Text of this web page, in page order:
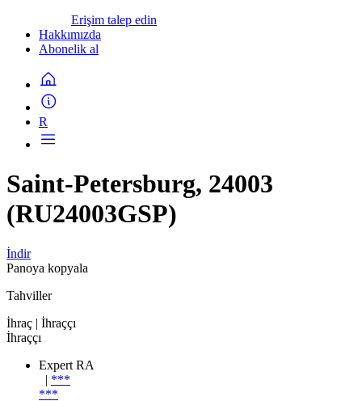
Erişim talep edin
Hakkımızda
Abonelik al
R
Saint-Petersburg, 24003
(RU24003GSP)
İndir
Panoya kopyala
Tahviller
İhraç | İhraççı
İhraççı
Expert RA
| ***
***